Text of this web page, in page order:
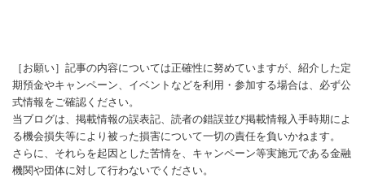
［お願い］記事の内容については正確性に努めていますが、紹介した定
期預金やキャンペーン、イベントなどを利用・参加する場合は、必ず公
式情報をご確認ください。
当ブログは、掲載情報の誤表記、読者の錯誤並び掲載情報入手時期によ
る機会損失等により被った損害について一切の責任を負いかねます。
さらに、それらを起因とした苦情を、キャンペーン等実施元である金融
機関や団体に対して行わないでください。